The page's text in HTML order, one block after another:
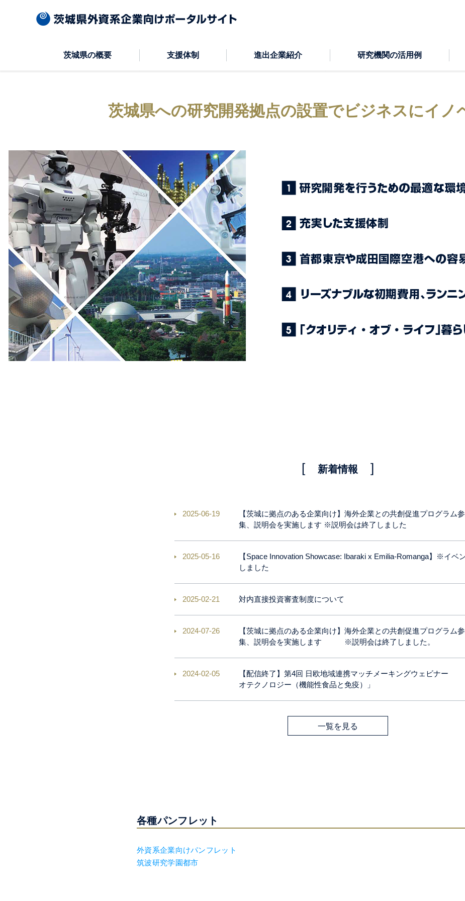
茨城県の概要 支援体制 進出企業紹介 研究機関の活用例
茨城県への研究開発拠点の設置でビジネスにイノ
新着情報
2025-06-19
【茨城に拠点のある企業向け】海外企業との共創促進プログラム
集、説明会を実施します ※説明会は終了しました
2025-05-16
【Space Innovation Showcase: Ibaraki x Emilia-Romanga】※イベ
しました
2025-02-21 対内直接投資審査制度について
2024-07-26
【茨城に拠点のある企業向け】海外企業との共創促進プログラム
集、説明会を実施します ※説明会は終了しました。
2024-02-05
【配信終了】第4回 日欧地域連携マッチメーキングウェビナー
オテクノロジー（機能性食品と免疫）」
一覧を見る
各種パンフレット
外資系企業向けパンフレット
筑波研究学園都市